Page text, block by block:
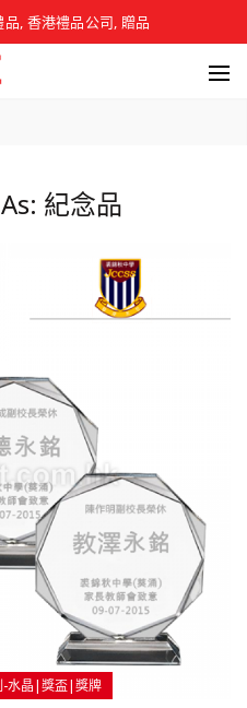
, 香港禮品公司, 贈品
紀念品
-水晶|獎盃|獎牌